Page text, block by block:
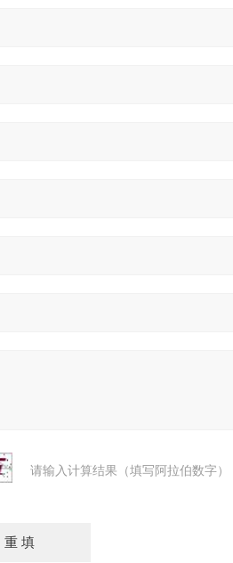
请输入计算结果（填写阿拉伯数字